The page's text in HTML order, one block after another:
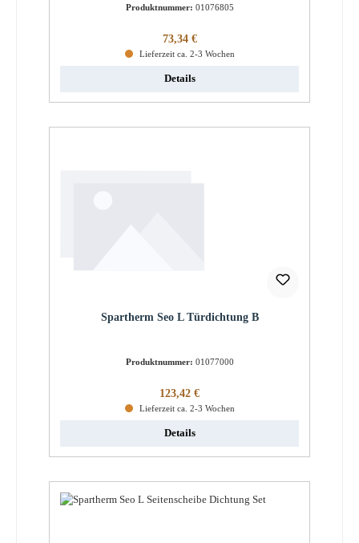
Produktnummer: 01076805
Regulärer Preis:
73,34 €
Lieferzeit ca. 2-3 Wochen
Details
Spartherm Seo L Türdichtung B
Produktnummer: 01077000
Regulärer Preis:
123,42 €
Lieferzeit ca. 2-3 Wochen
Details